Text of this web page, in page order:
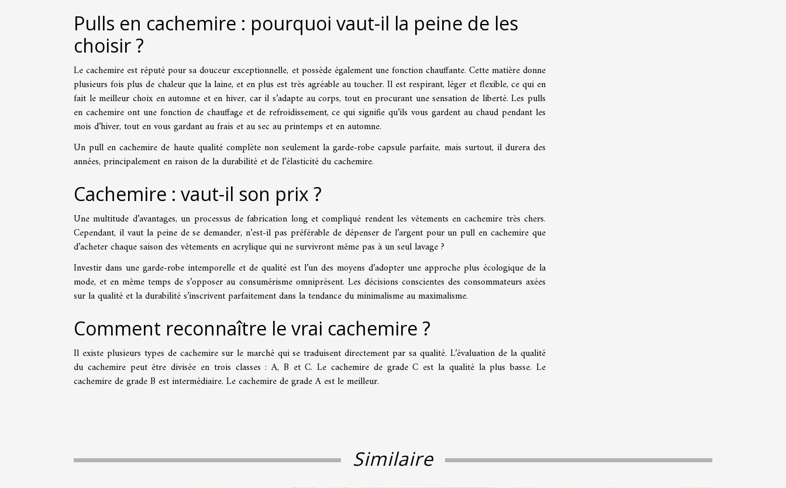
Pulls en cachemire : pourquoi vaut-il la peine de les
choisir ?
Le cachemire est réputé pour sa douceur exceptionnelle, et possède également une fonction chauffante. Cette matière donne
plusieurs fois plus de chaleur que la laine, et en plus est très agréable au toucher. Il est respirant, léger et flexible, ce qui en
fait le meilleur choix en automne et en hiver, car il s’adapte au corps, tout en procurant une sensation de liberté. Les pulls
en cachemire ont une fonction de chauffage et de refroidissement, ce qui signifie qu’ils vous gardent au chaud pendant les
mois d’hiver, tout en vous gardant au frais et au sec au printemps et en automne.
Un pull en cachemire de haute qualité complète non seulement la garde-robe capsule parfaite, mais surtout, il durera des
années, principalement en raison de la durabilité et de l’élasticité du cachemire.
Cachemire : vaut-il son prix ?
Une multitude d’avantages, un processus de fabrication long et compliqué rendent les vêtements en cachemire très chers.
Cependant, il vaut la peine de se demander, n’est-il pas préférable de dépenser de l’argent pour un pull en cachemire que
d’acheter chaque saison des vêtements en acrylique qui ne survivront même pas à un seul lavage ?
Investir dans une garde-robe intemporelle et de qualité est l’un des moyens d’adopter une approche plus écologique de la
mode, et en même temps de s’opposer au consumérisme omniprésent. Les décisions conscientes des consommateurs axées
sur la qualité et la durabilité s’inscrivent parfaitement dans la tendance du minimalisme au maximalisme.
Comment reconnaître le vrai cachemire ?
Il existe plusieurs types de cachemire sur le marché qui se traduisent directement par sa qualité. L’évaluation de la qualité
du cachemire peut être divisée en trois classes : A, B et C. Le cachemire de grade C est la qualité la plus basse. Le
cachemire de grade B est intermédiaire. Le cachemire de grade A est le meilleur.
Similaire